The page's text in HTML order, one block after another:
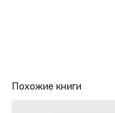
Похожие книги